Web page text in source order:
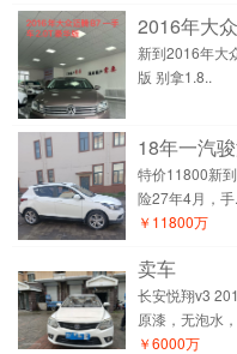
2016年大
新到2016年大
版 别拿1.8..
18年一汽
特价11800新
险27年4月，手
￥11800万
卖车
长安悦翔v3
原漆，无泡水
￥6000万